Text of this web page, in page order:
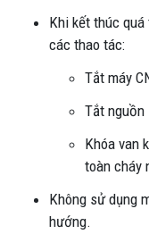
Khi kết thúc
các thao tác:
Tắt máy
Tắt nguồn
Khóa van
toàn cháy
Không sử dụng
hướng.